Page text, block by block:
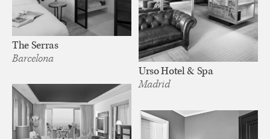
Urso Hotel & Spa
Madrid
The Serras
Barcelona